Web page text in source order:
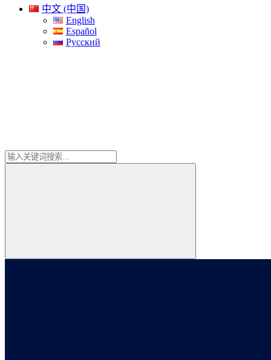
中文 (中国)
English
Español
Русский